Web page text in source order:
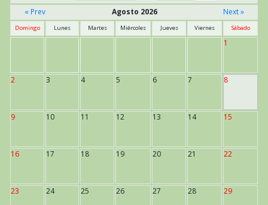
« Prev
Agosto 2026 Next »
Domingo Lunes Martes Miércoles Jueves Viernes Sábado
1
2 3 4 5 6 7 8
9 10 11 12 13 14 15
16 17 18 19 20 21 22
23 24 25 26 27 28 29